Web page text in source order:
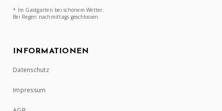
* Im Gastgarten bei schönem Wetter.
Bei Regen nachmittags geschlossen.
INFORMATIONEN
Datenschutz
Impressum